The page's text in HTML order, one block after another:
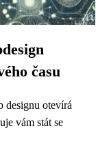
času
designu otevírá
vám stát se